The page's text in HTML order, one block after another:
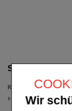
Wir
Suche verfeinern
Kategorien
Reiseapotheke
(auswahl entfernen)